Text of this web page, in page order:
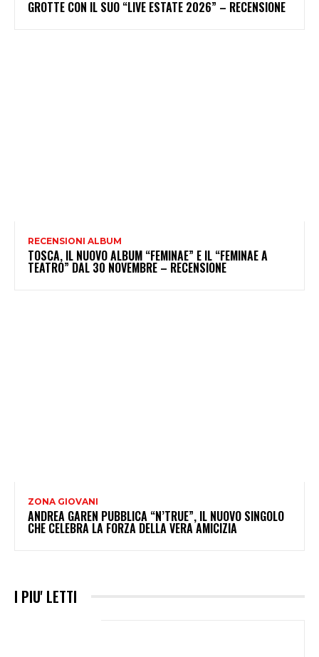
GROTTE CON IL SUO “LIVE ESTATE 2026” – RECENSIONE
RECENSIONI ALBUM
TOSCA, IL NUOVO ALBUM “FEMINAE” E IL “FEMINAE A
TEATRO” DAL 30 NOVEMBRE – RECENSIONE
ZONA GIOVANI
ANDREA GAREN PUBBLICA “N’TRUE”, IL NUOVO SINGOLO
CHE CELEBRA LA FORZA DELLA VERA AMICIZIA
I PIU' LETTI